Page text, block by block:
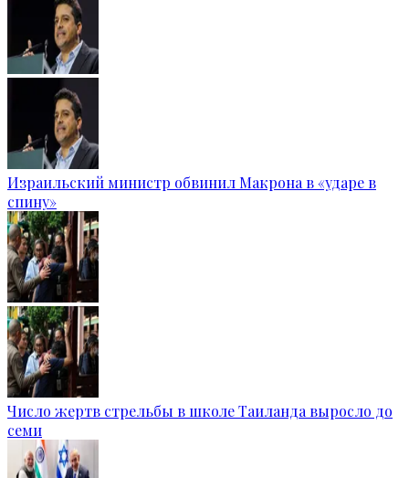
Израильский министр обвинил Макрона в «ударе в
спину»
Число жертв стрельбы в школе Таиланда выросло до
семи